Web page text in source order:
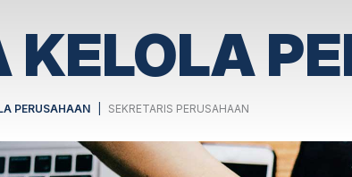
KELOLA
PERUSAHAAN SEKRETARIS PERUSAHAAN